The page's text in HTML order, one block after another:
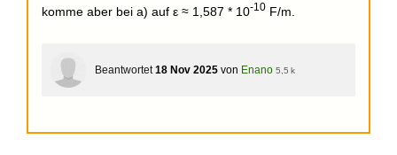
komme aber bei a) auf ε ≈ 1,587 * 10-10 F/m.
Beantwortet 18 Nov 2025 von Enano 5,5 k